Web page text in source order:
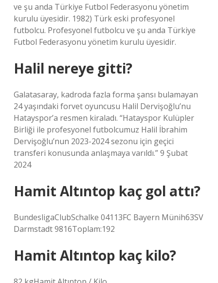
ve şu anda Türkiye Futbol Federasyonu yönetim
kurulu üyesidir. 1982) Türk eski profesyonel
futbolcu. Profesyonel futbolcu ve şu anda Türkiye
Futbol Federasyonu yönetim kurulu üyesidir.
Halil nereye gitti?
Galatasaray, kadroda fazla forma şansı bulamayan
24 yaşındaki forvet oyuncusu Halil Dervişoğlu’nu
Hatayspor’a resmen kiraladı. “Hatayspor Kulüpler
Birliği ile profesyonel futbolcumuz Halil İbrahim
Dervişoğlu’nun 2023-2024 sezonu için geçici
transferi konusunda anlaşmaya varıldı.” 9 Şubat
2024
Hamit Altıntop kaç gol attı?
BundesligaClubSchalke 04113FC Bayern Münih63SV
Darmstadt 9816Toplam:192
Hamit Altıntop kaç kilo?